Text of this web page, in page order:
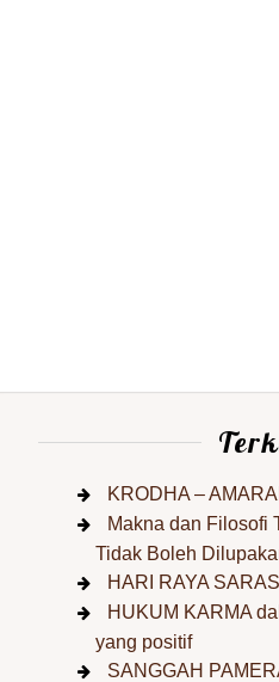
KRODHA –
Makna dan Filosofi
Tidak Boleh
HARI RAYA
HUKUM KARMA
yang positif
SANGGAH